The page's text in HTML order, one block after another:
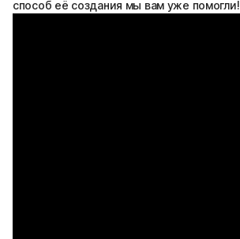
способ её создания мы вам уже помогли!